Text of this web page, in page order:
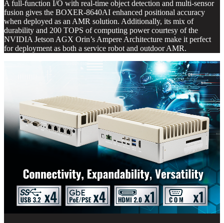
A full-function I/O with real-time object detection and multi-sensor
fusion gives the BOXER-8640AI enhanced positional accuracy
when deployed as an AMR solution. Additionally, its mix of
durability and 200 TOPS of computing power courtesy of the
NVIDIA Jetson AGX Orin’s Ampere Architecture make it perfect
for deployment as both a service robot and outdoor AMR.